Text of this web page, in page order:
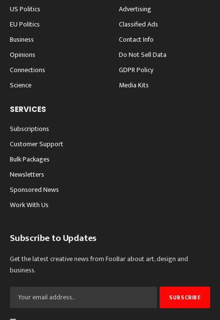
US Politics
EU Politics
Business
Opinions
Connections
Science
Advertising
Classified Ads
Contact Info
Do Not Sell Data
GDPR Policy
Media Kits
SERVICES
Subscriptions
Customer Support
Bulk Packages
Newsletters
Sponsored News
Work With Us
Subscribe to Updates
Get the latest creative news from FooBar about art, design and
business.